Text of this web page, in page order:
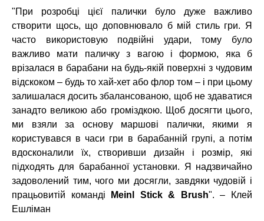
"При розробці цієї палички було дуже важливо
створити щось, що доповнювало б мій стиль гри. Я
часто використовую подвійні удари, тому було
важливо мати паличку з вагою і формою, яка б
врізалася в барабани на будь-якій поверхні з чудовим
відскоком – будь то хай-хет або флор том – і при цьому
залишалася досить збалансованою, щоб не здаватися
занадто великою або громіздкою. Щоб досягти цього,
ми взяли за основу маршові палички, якими я
користувався в часи гри в барабанній групі, а потім
вдосконалили їх, створивши дизайн і розмір, які
підходять для барабанної установки. Я надзвичайно
задоволений тим, чого ми досягли, завдяки чудовій і
працьовитій команді
Meinl Stick & Brush". – Клей
Ешліман